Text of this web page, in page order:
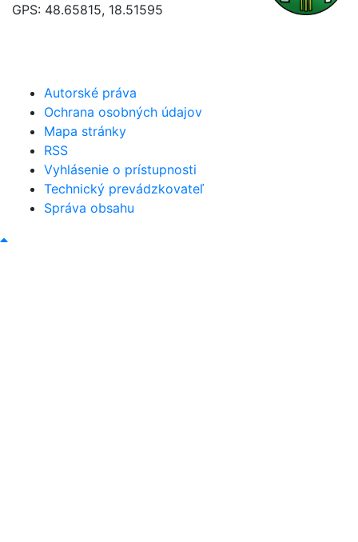
GPS: 48.65815, 18.51595
Autorské práva
Ochrana osobných údajov
Mapa stránky
RSS
Vyhlásenie o prístupnosti
Technický prevádzkovateľ
Správa obsahu